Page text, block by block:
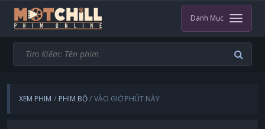
Danh Mục
XEM PHIM PHIM BỘ VÀO GIỜ PHÚT NÀY